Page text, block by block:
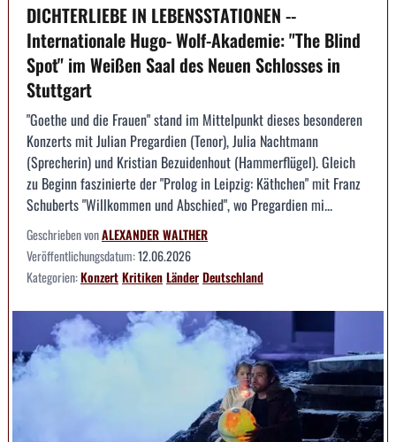
DICHTERLIEBE IN LEBENSSTATIONEN --
Internationale Hugo- Wolf-Akademie: "The Blind
Spot" im Weißen Saal des Neuen Schlosses in
Stuttgart
"Goethe und die Frauen" stand im Mittelpunkt dieses besonderen
Konzerts mit Julian Pregardien (Tenor), Julia Nachtmann
(Sprecherin) und Kristian Bezuidenhout (Hammerflügel). Gleich
zu Beginn faszinierte der "Prolog in Leipzig: Käthchen" mit Franz
Schuberts "Willkommen und Abschied", wo Pregardien mi...
Geschrieben vonALEXANDER WALTHER
Veröffentlichungsdatum:12.06.2026
Kategorien:KonzertKritikenLänderDeutschland